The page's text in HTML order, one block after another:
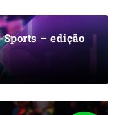
Sports – edição